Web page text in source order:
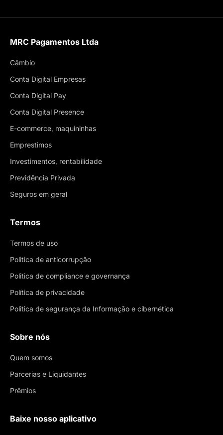
MRC Pagamentos Ltda
Câmbio
Conta Digital Empresas
Conta Digital Pay
Conta Digital Presence
E-commerce, maquininhas
Emprestimos
Investimentos, rentabilidade
Previdência Privada
Seguros em geral
Termos
Termos de uso
Politica de anticorrupção
Politica de compliance e governança
Política de privacidade
Politica de segurança da Informação e cibernética
Sobre nós
Quem somos
Parcerias e Liquidantes
Prêmios
Baixe nosso aplicativo